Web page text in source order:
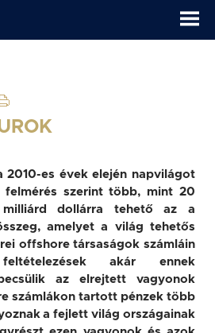
2010-es évek elején napvilágot
felmérés szerint több, mint 20
dollárra tehető az a
amelyet a világ tehetős
offshore társaságok számláin
akár ennek
az elrejtett vagyonok
számlákon tartott pénzek több
a fejlett világ országainak